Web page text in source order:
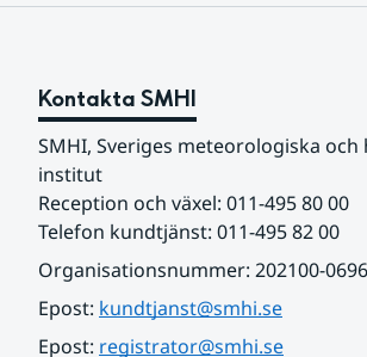
Kontakta SMHI
SMHI, Sveriges meteorologiska
institut
Reception och växel: 011-495 80 00
Telefon kundtjänst: 011-495 82 00
Organisationsnummer: 202100-0696
Epost: kundtjanst@smhi.se
Epost: registrator@smhi.se